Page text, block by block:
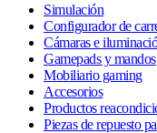
Simulación
Configurador de
Cámaras e
Gamepads y mandos
Mobiliario gaming
Accesorios
Productos
Piezas de repuesto